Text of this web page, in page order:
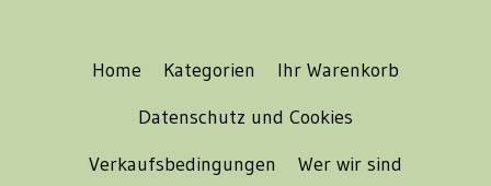
Home Kategorien
Ihr Warenkorb
Datenschutz und Cookies
Verkaufsbedingungen
Wer wir sind